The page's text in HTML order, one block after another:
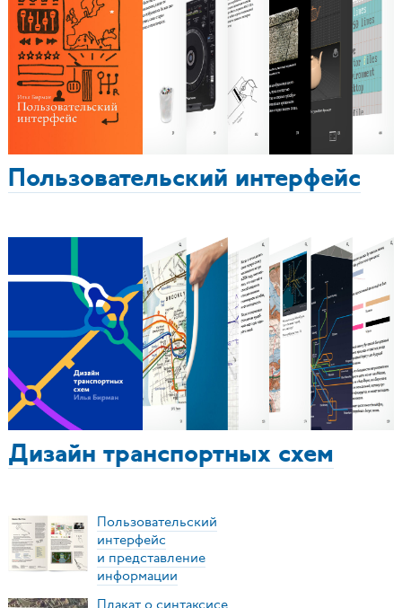
Пользовательский интерфейс
Дизайн транспортных схем
Пользовательский
интерфейс
и представление
информации
Плакат о синтаксисе